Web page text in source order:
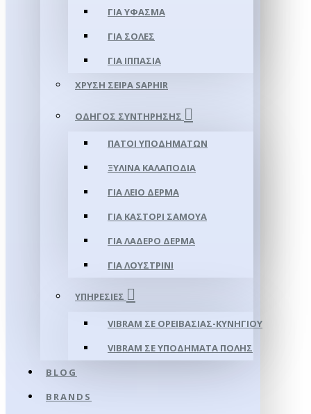
ΓΙΑ ΥΦΑΣΜΑ
ΓΙΑ ΣΌΛΕΣ
ΓΙΑ ΙΠΠΑΣΊΑ
ΧΡΥΣΉ ΣΕΙΡΆ SAPHIR
ΟΔΗΓΌΣ ΣΥΝΤΉΡΗΣΗΣ
ΠΆΤΟΙ ΥΠΟΔΗΜΆΤΩΝ
ΞΎΛΙΝΑ ΚΑΛΑΠΌΔΙΑ
ΓΙΑ ΛΕΊΟ ΔΈΡΜΑ
ΓΙΑ ΚΑΣΤΌΡΙ ΣΑΜΟΎΑ
ΓΙΑ ΛΑΔΕΡΌ ΔΈΡΜΑ
ΓΙΑ ΛΟΥΣΤΡΊΝΙ
ΥΠΗΡΕΣΊΕΣ
VIBRAM ΣΕ ΟΡΕΙΒΑΣΊΑΣ-ΚΥΝΗΓΊΟΥ
VIBRAM ΣΕ ΥΠΟΔΉΜΑΤΑ ΠΌΛΗΣ
BLOG
BRANDS